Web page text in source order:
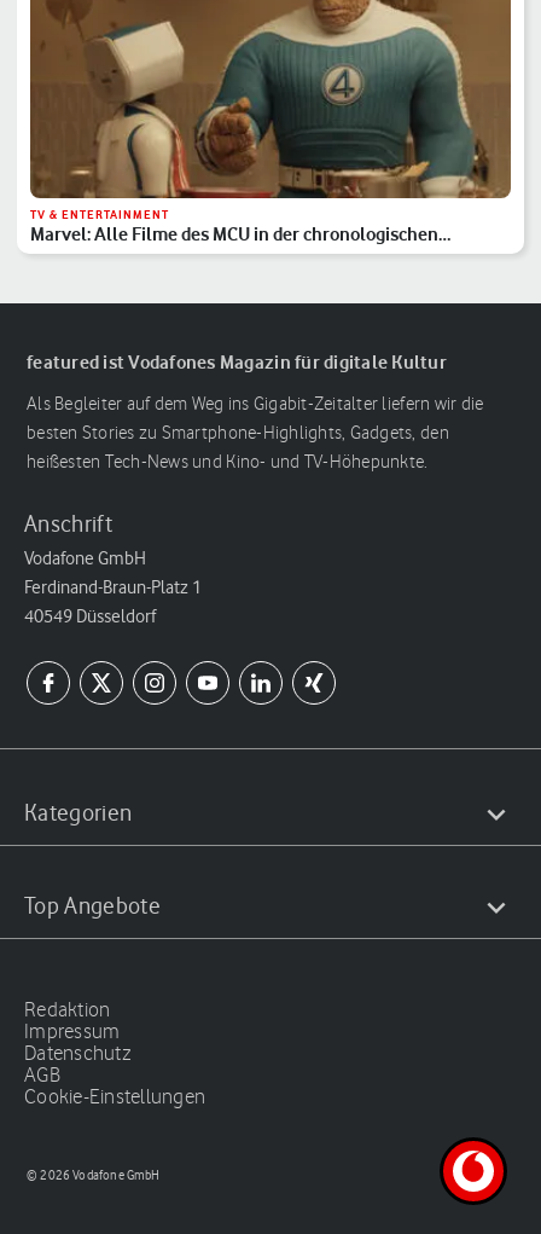
TV & ENTERTAINMENT
Marvel: Alle Filme des MCU in der chronologischen
Reihenfolge
featured ist Vodafones Magazin für digitale Kultur
Als Begleiter auf dem Weg ins Gigabit-Zeitalter liefern wir die
besten Stories zu Smartphone-Highlights, Gadgets, den
heißesten Tech-News und Kino- und TV-Höhepunkte.
Anschrift
Vodafone GmbH
Ferdinand-Braun-Platz 1
40549 Düsseldorf
Kategorien
Top Angebote
Redaktion
Impressum
Datenschutz
AGB
Cookie-Einstellungen
© 2026 Vodafone GmbH